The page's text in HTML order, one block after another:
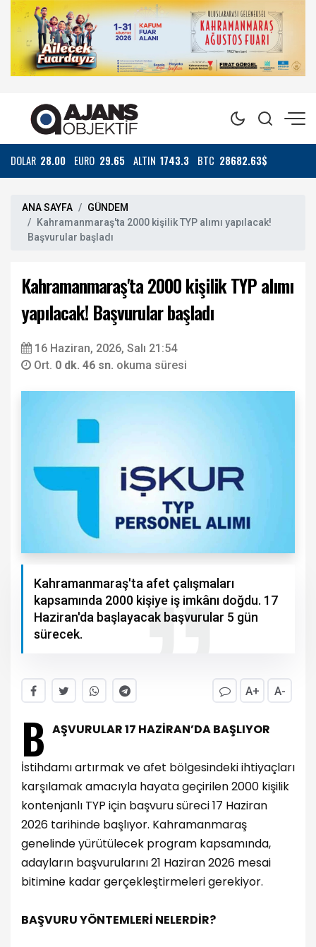
DOLAR 28.00 EURO 29.65 ALTIN 1743.3 BTC 28682.63$
ANA SAYFA
GÜNDEM
Kahramanmaraş'ta 2000 kişilik TYP alımı yapılacak!
Başvurular başladı
Kahramanmaraş'ta 2000 kişilik TYP alımı
yapılacak! Başvurular başladı
16 Haziran, 2026, Salı 21:54
Ort. 0 dk. 46 sn. okuma süresi
Kahramanmaraş'ta afet çalışmaları
kapsamında 2000 kişiye iş imkânı doğdu. 17
Haziran'da başlayacak başvurular 5 gün
sürecek.
A+ A-
B AŞVURULAR 17 HAZİRAN’DA BAŞLIYOR
İstihdamı artırmak ve afet bölgesindeki ihtiyaçları
karşılamak amacıyla hayata geçirilen 2000 kişilik
kontenjanlı TYP için başvuru süreci 17 Haziran
2026 tarihinde başlıyor. Kahramanmaraş
genelinde yürütülecek program kapsamında,
adayların başvurularını 21 Haziran 2026 mesai
bitimine kadar gerçekleştirmeleri gerekiyor.
BAŞVURU YÖNTEMLERİ NELERDİR?